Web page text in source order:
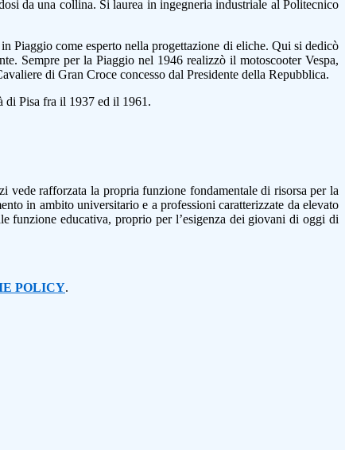
da una collina. Si laurea in ingegneria industriale al Politecnico
Piaggio come esperto nella progettazione di eliche. Qui si dedicò
Sempre per la Piaggio nel 1946 realizzò il motoscooter Vespa,
di Gran Croce concesso dal Presidente della Repubblica.
di Pisa fra il 1937 ed il 1961.
rafforzata la propria funzione fondamentale di risorsa per la
in ambito universitario e a professioni caratterizzate da elevato
funzione educativa, proprio per l’esigenza dei giovani di oggi di
POLICY.